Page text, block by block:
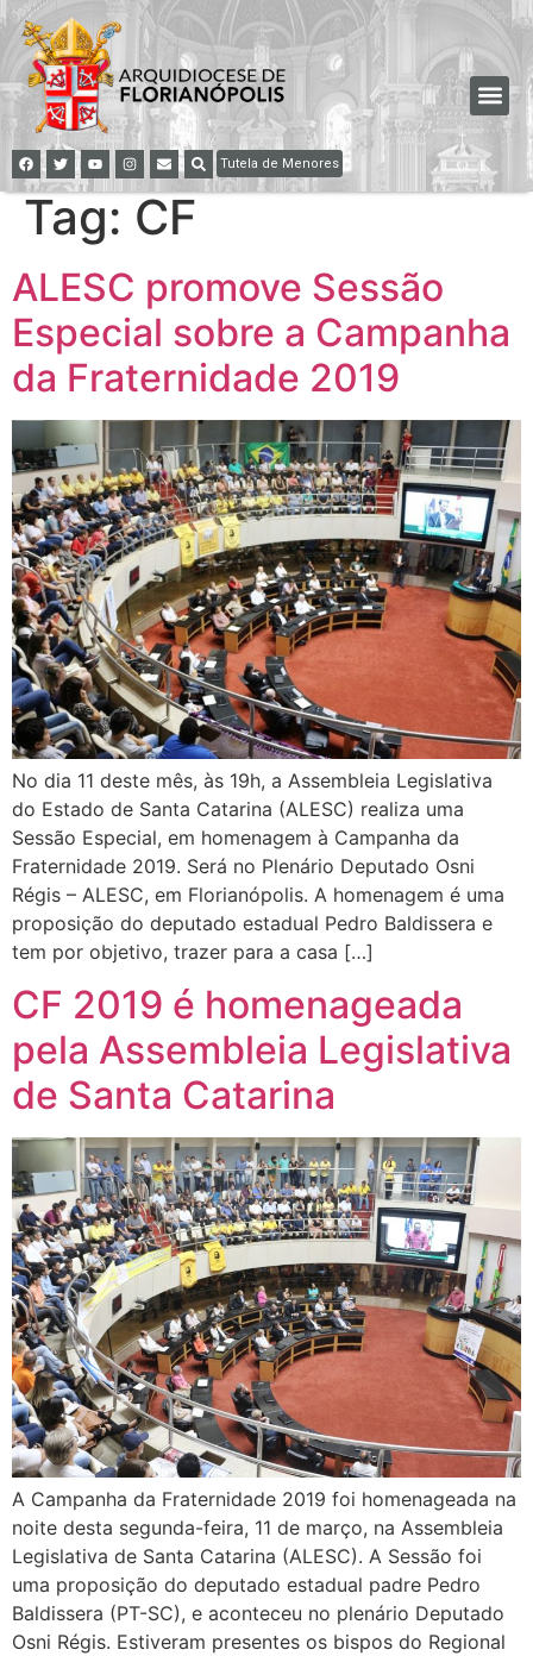
Tutela de Menores
Tag: CF
ALESC promove Sessão
Especial sobre a Campanha
da Fraternidade 2019
No dia 11 deste mês, às 19h, a Assembleia Legislativa
do Estado de Santa Catarina (ALESC) realiza uma
Sessão Especial, em homenagem à Campanha da
Fraternidade 2019. Será no Plenário Deputado Osni
Régis – ALESC, em Florianópolis. A homenagem é uma
proposição do deputado estadual Pedro Baldissera e
tem por objetivo, trazer para a casa […]
CF 2019 é homenageada
pela Assembleia Legislativa
de Santa Catarina
A Campanha da Fraternidade 2019 foi homenageada na
noite desta segunda-feira, 11 de março, na Assembleia
Legislativa de Santa Catarina (ALESC). A Sessão foi
uma proposição do deputado estadual padre Pedro
Baldissera (PT-SC), e aconteceu no plenário Deputado
Osni Régis. Estiveram presentes os bispos do Regional